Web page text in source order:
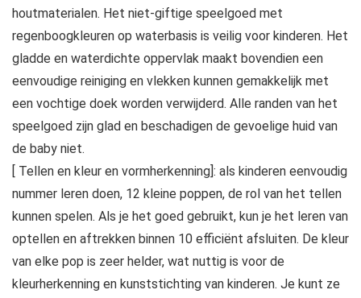
houtmaterialen. Het niet-giftige speelgoed met
regenboogkleuren op waterbasis is veilig voor kinderen. Het
gladde en waterdichte oppervlak maakt bovendien een
eenvoudige reiniging en vlekken kunnen gemakkelijk met
een vochtige doek worden verwijderd. Alle randen van het
speelgoed zijn glad en beschadigen de gevoelige huid van
de baby niet.
[ Tellen en kleur en vormherkenning]: als kinderen eenvoudig
nummer leren doen, 12 kleine poppen, de rol van het tellen
kunnen spelen. Als je het goed gebruikt, kun je het leren van
optellen en aftrekken binnen 10 efficiënt afsluiten. De kleur
van elke pop is zeer helder, wat nuttig is voor de
kleurherkenning en kunststichting van kinderen. Je kunt ze